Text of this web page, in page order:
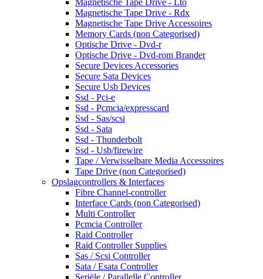
Magnetische Tape Drive - Rdx
Magnetische Tape Drive Accessoires
Memory Cards (non Categorised)
Optische Drive - Dvd-r
Optische Drive - Dvd-rom Brander
Secure Devices Accessories
Secure Sata Devices
Secure Usb Devices
Ssd - Pci-e
Ssd - Pcmcia/expresscard
Ssd - Sas/scsi
Ssd - Sata
Ssd - Thunderbolt
Ssd - Usb/firewire
Tape / Verwisselbare Media Accessoires
Tape Drive (non Categorised)
Opslagcontrollers & Interfaces
Fibre Channel-controller
Interface Cards (non Categorised)
Multi Controller
Pcmcia Controller
Raid Controller
Raid Controller Supplies
Sas / Scsi Controller
Sata / Esata Controller
Seriële / Parallelle Controller